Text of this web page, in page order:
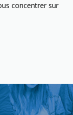
concentrer sur